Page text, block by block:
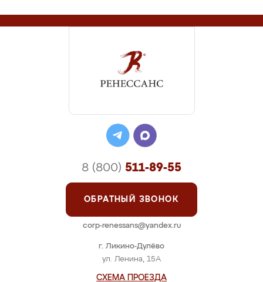
г. Ликино-Дулёво
ул. Ленина, 15А
СХЕМА ПРОЕЗДА
8 (800) 511-89-55
ОБРАТНЫЙ ЗВОНОК
corp-renessans@yandex.ru